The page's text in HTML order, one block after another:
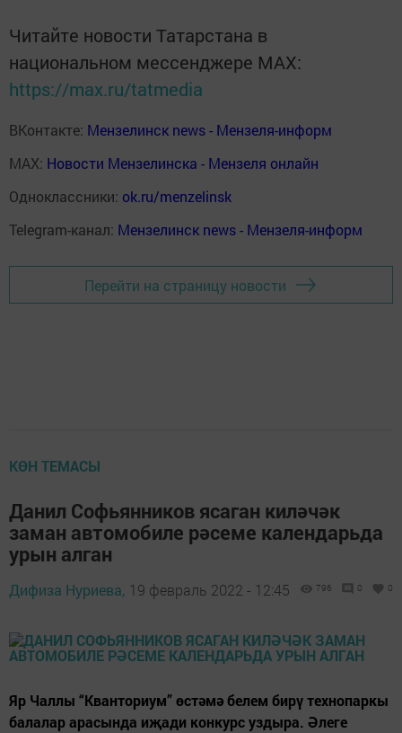
Читайте новости Татарстана в
национальном мессенджере MАХ:
https://max.ru/tatmedia
ВКонтакте: Мензелинск news - Мензеля-информ
MAX: Новости Мензелинска - Мензеля онлайн
Одноклассники: ok.ru/menzelinsk
Telegram-канал: Мензелинск news - Мензеля-информ
Перейти на страницу новости
КӨН ТЕМАСЫ
Данил Софьянников ясаган киләчәк
заман автомобиле рәсеме календарьда
урын алган
Дифиза Нуриева, 19 февраль 2022 - 12:45 796 0 0
Яр Чаллы “Кванториум” өстәмә белем бирү технопаркы
балалар арасында иҗади конкурс уздыра. Әлеге